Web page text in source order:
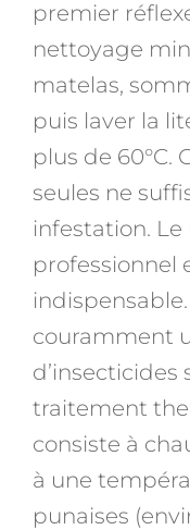
premier
nettoyage
matelas,
puis laver la
plus de 60°C.
seules ne
infestation.
professionnel
couramment
d’insecticides
traitement
consiste à
à une
punaises